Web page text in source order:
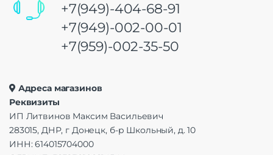
+7(949)-404-68-91
+7(949)-002-00-01
+7(959)-002-35-50
Адреса магазинов
Реквизиты
ИП Литвинов Максим Васильевич
283015, ДНР, г Донецк, б-р Школьный, д. 10
ИНН: 614015704000